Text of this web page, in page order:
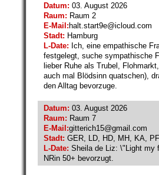
Datum: 03. August 2026
Raum: Raum 2
E-Mail:halt.start9e@icloud.com
Stadt: Hamburg
L-Date: Ich, eine empathische
festgelegt, suche sympathische
lieber Ruhe als Trubel,
auch mal Blödsinn quatschen),
den Alltag bevorzuge.
Datum: 03. August 2026
Raum: Raum 7
E-Mail:gitterich15@gmail.com
Stadt: GER, LD, HD, MH, KA,
L-Date: Sheila de Liz: \"Light my
NRin 50+ bevorzugt.